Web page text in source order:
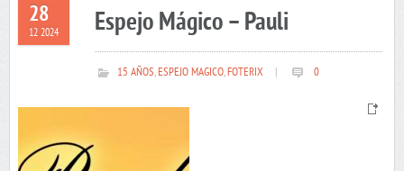
28
12 2024 Espejo Mágico – Pauli
15 AÑOS,ESPEJO MAGICO,FOTERIX 0